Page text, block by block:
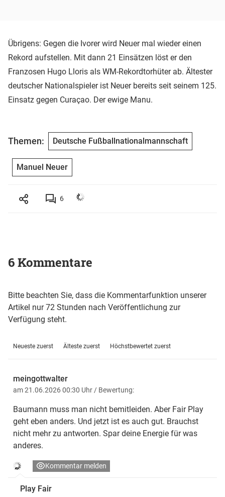
Übrigens: Gegen die Ivorer wird Neuer mal wieder einen
Rekord aufstellen. Mit dann 21 Einsätzen löst er den
Franzosen Hugo Lloris als WM-Rekordtorhüter ab. Ältester
deutscher Nationalspieler ist Neuer bereits seit seinem 125.
Einsatz gegen Curaçao. Der ewige Manu.
Themen: Deutsche Fußballnationalmannschaft
Manuel Neuer
6
6 Kommentare
Bitte beachten Sie, dass die Kommentarfunktion unserer
Artikel nur 72 Stunden nach Veröffentlichung zur
Verfügung steht.
Neueste zuerst Älteste zuerst Höchstbewertet zuerst
meingottwalter
am 21.06.2026 00:30 Uhr / Bewertung:
Baumann muss man nicht bemitleiden. Aber Fair Play
geht eben anders. Und jetzt ist es auch gut. Brauchst
nicht mehr zu antworten. Spar deine Energie für was
anderes.
Kommentar melden
Play Fair